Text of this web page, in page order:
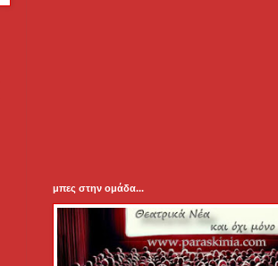
μπες στην ομάδα...